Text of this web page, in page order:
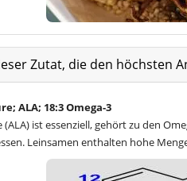
Zutat, die den höchsten
ALA; 18:3 Omega-3
ist essenziell, gehört zu den
Leinsamen enthalten hohe